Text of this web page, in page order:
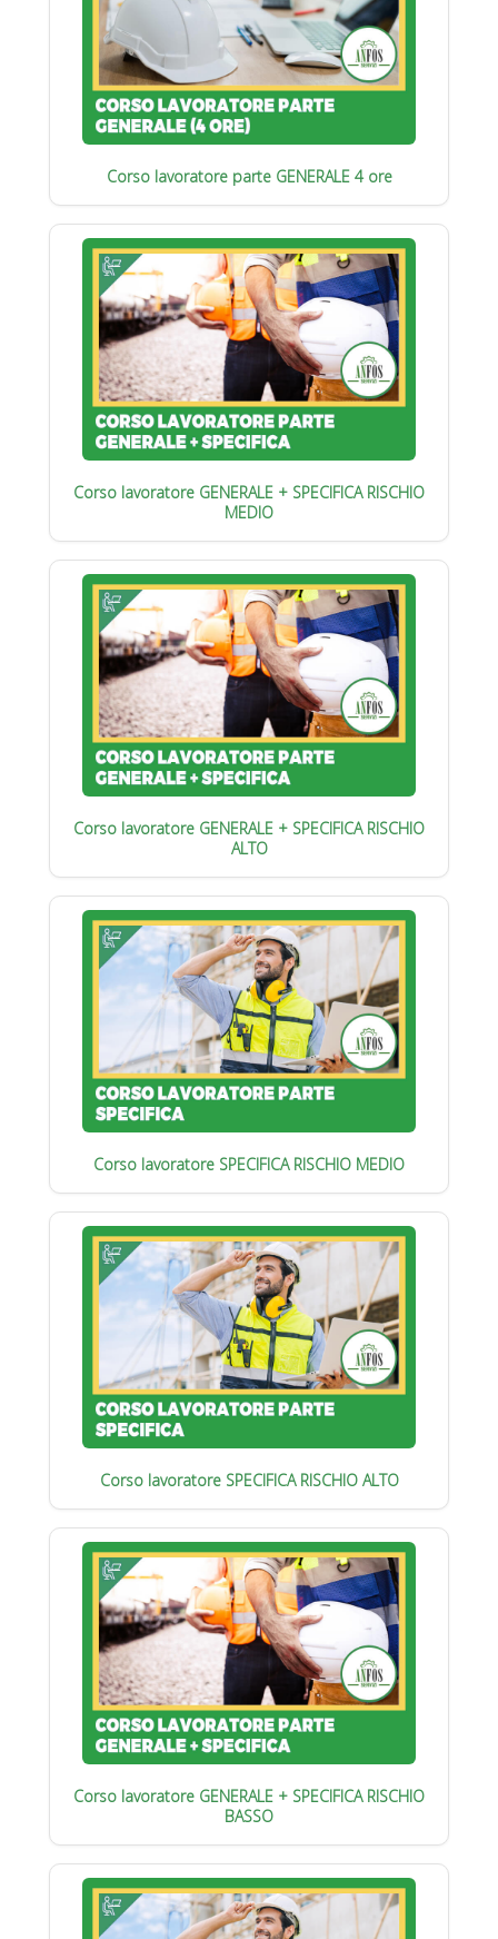
Corso lavoratore parte GENERALE 4 ore
Corso lavoratore GENERALE + SPECIFICA RISCHIO
MEDIO
Corso lavoratore GENERALE + SPECIFICA RISCHIO
ALTO
Corso lavoratore SPECIFICA RISCHIO MEDIO
Corso lavoratore SPECIFICA RISCHIO ALTO
Corso lavoratore GENERALE + SPECIFICA RISCHIO
BASSO